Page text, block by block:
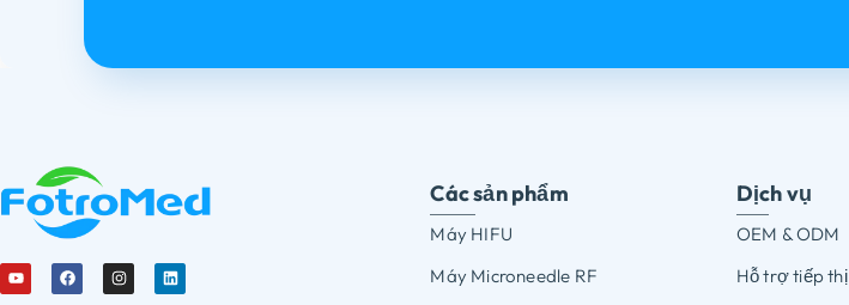
Các sản phẩm
Máy HIFU
Máy Microneedle RF
Dịch vụ
OEM & ODM
Hỗ trợ tiếp thị